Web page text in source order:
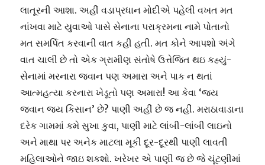
લાતૂરની આશા. અહીં વડાપ્રધાન મોદીએ પહેલી વખત મત
નાંખવા માટે યુવાઓ પાસે સેનાના પરાક્રમના નામે પોતાનો
મત સમર્પિત કરવાની વાત કહી હતી. મત કોને આપશો અંગે
વાત ચાલી છે તો એક ગ્રામીણ સંતોષે ઉત્તેજિત થઇ કહ્યું-
સેનામાં મરનારા જવાન પણ અમારા અને પાક ન થતાં
આત્મહત્યા કરનારા ખેડૂતો પણ અમારા! આ કેવા ‘જય
જવાન જય કિસાન’ છે? પાણી અહીં છે જ નહીં. મરાઠાવાડાના
દરેક ગામમાં કમે સુખા કુવા, પાણી માટે લાંબી-લાંબી લાઇનો
અને માથા પર અનેક માટલા મૂકી દૂર-દૂરથી પાણી લાવતી
મહિલાઓને જાઇ શકશો. ખરેખર એ પાણી જ છે જે ચૂંટણીમાં